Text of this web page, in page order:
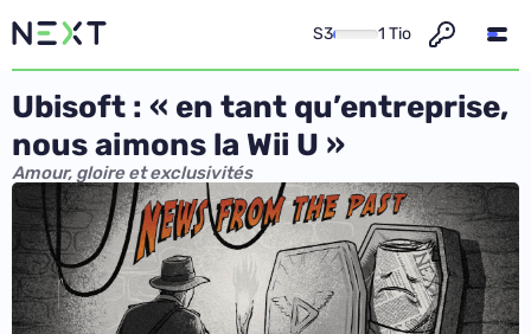
S3 1 Tio
Ubisoft : « en tant qu’entreprise,
nous aimons la Wii U »
Amour, gloire et exclusivités